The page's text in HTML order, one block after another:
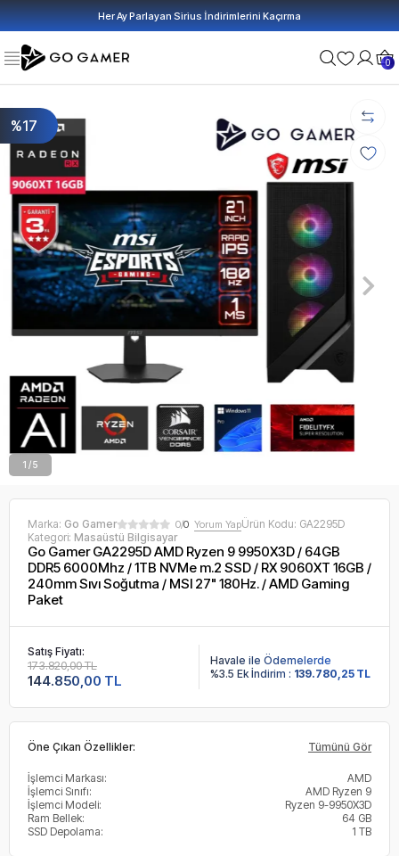
Her Ay Parlayan Sirius İndirimlerini Kaçırma
0
%17
2 / 5
Marka: Go Gamer 0/0 Yorum YapÜrün Kodu: GA2295D
Kategori: Masaüstü Bilgisayar
Go Gamer GA2295D AMD Ryzen 9 9950X3D / 64GB
DDR5 6000Mhz / 1TB NVMe m.2 SSD / RX 9060XT 16GB /
240mm Sıvı Soğutma / MSI 27" 180Hz. / AMD Gaming
Paket
Satış Fiyatı:
144.850,00 TL
173.820,00 TL
Havale ile Ödemelerde
%3.5 Ek İndirim : 139.780,25 TL
Öne Çıkan Özellikler: Tümünü Gör
İşlemci Markası:
AMD
İşlemci Sınıfı:
AMD Ryzen 9
İşlemci Modeli:
Ryzen 9-9950X3D
Ram Bellek:
64 GB
SSD Depolama:
1 TB